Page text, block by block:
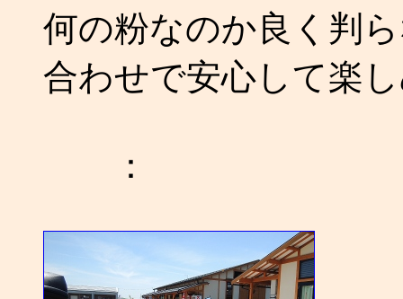
何の粉なのか良く判
合わせで安心して楽
：